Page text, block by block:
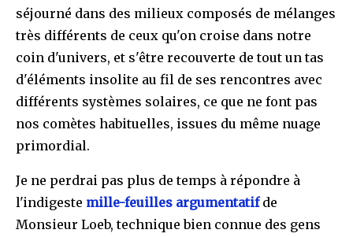
séjourné dans des milieux composés de mélanges
très différents de ceux qu'on croise dans notre
coin d'univers, et s'être recouverte de tout un tas
d'éléments insolite au fil de ses rencontres avec
différents systèmes solaires, ce que ne font pas
nos comètes habituelles, issues du même nuage
primordial.
Je ne perdrai pas plus de temps à répondre à
l'indigeste mille-feuilles argumentatifde
Monsieur Loeb, technique bien connue des gens